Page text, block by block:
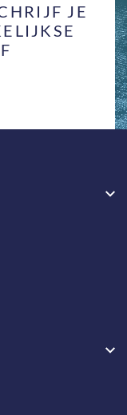
JE